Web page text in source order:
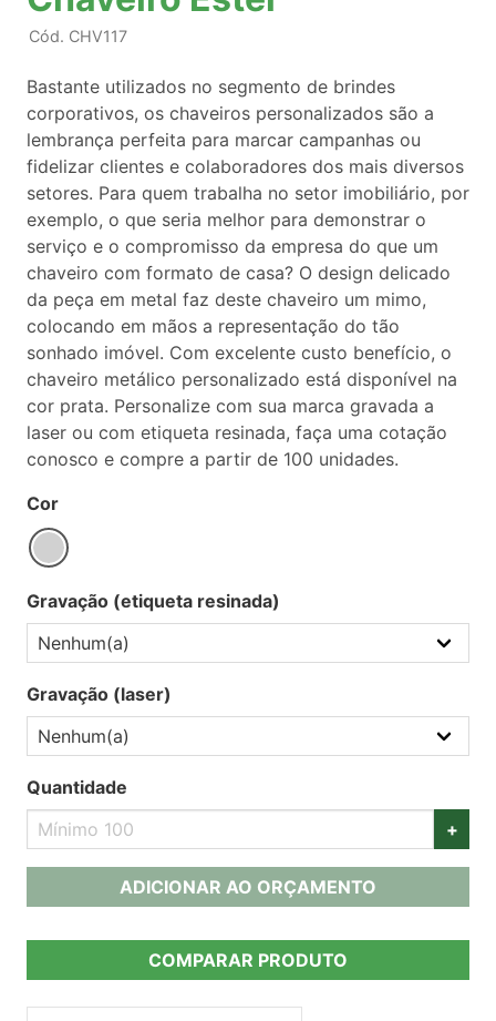
Cód. CHV117
Bastante utilizados no segmento de brindes
corporativos, os chaveiros personalizados são a
lembrança perfeita para marcar campanhas ou
fidelizar clientes e colaboradores dos mais diversos
setores. Para quem trabalha no setor imobiliário, por
exemplo, o que seria melhor para demonstrar o
serviço e o compromisso da empresa do que um
chaveiro com formato de casa? O design delicado
da peça em metal faz deste chaveiro um mimo,
colocando em mãos a representação do tão
sonhado imóvel. Com excelente custo benefício, o
chaveiro metálico personalizado está disponível na
cor prata. Personalize com sua marca gravada a
laser ou com etiqueta resinada, faça uma cotação
conosco e compre a partir de 100 unidades.
Cor
Gravação (etiqueta resinada)
Gravação (laser)
Quantidade
+
ADICIONAR AO ORÇAMENTO
COMPARAR PRODUTO